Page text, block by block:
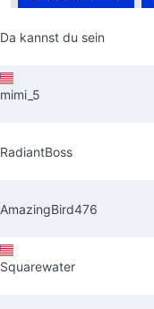
Da kannst du sein
mimi_5
RadiantBoss
AmazingBird476
Squarewater